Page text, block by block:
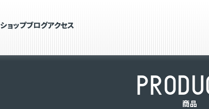
ショップブログアクセス
PRODU
商品